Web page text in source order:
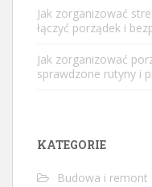
Jak zorganizować
łączyć porządek i
Jak zorganizować
sprawdzone rutyny i
KATEGORIE
Budowa i remont